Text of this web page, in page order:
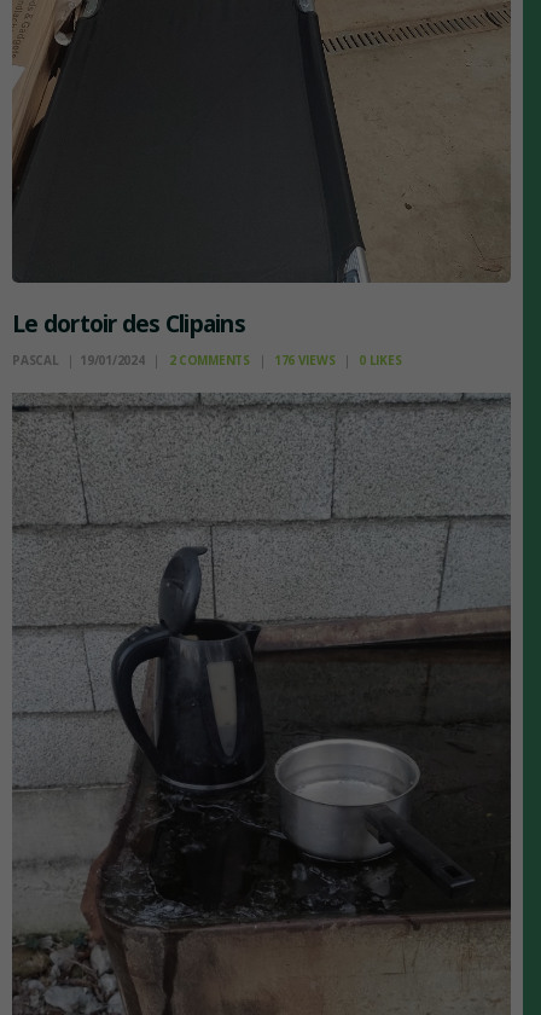
Le dortoir des Clipains
PASCAL 19/01/2024 2 COMMENTS 176 VIEWS 0 LIKES